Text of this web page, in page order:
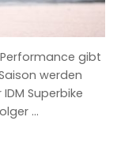
gibt
werden
Superbike
…